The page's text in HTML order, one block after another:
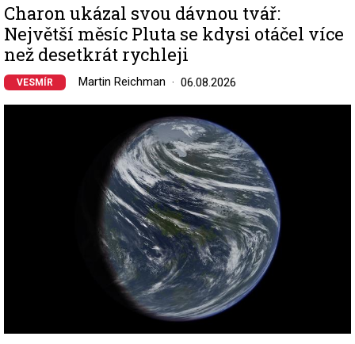
Charon ukázal svou dávnou tvář:
Největší měsíc Pluta se kdysi otáčel více
než desetkrát rychleji
VESMÍR Martin Reichman 06.08.2026